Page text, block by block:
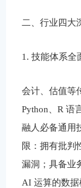
二、行业四大
1. 技能体系全
会计、估值等
Python、R 语
融人必备通用
限：拥有批判
漏洞；具备业
AI 运算的数